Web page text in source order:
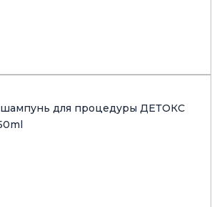
шампунь для процедуры ДЕТОКС